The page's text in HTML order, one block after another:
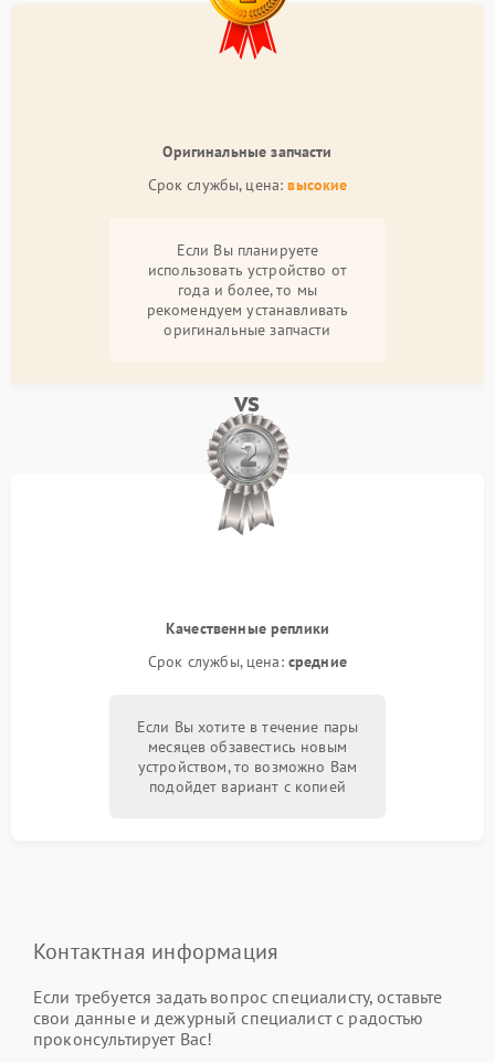
Оригинальные запчасти
Срок службы, цена:высокие
Если Вы планируете
использовать устройство от
года и более, то мы
рекомендуем устанавливать
оригинальные запчасти
vs
Качественные реплики
Срок службы, цена: средние
Если Вы хотите в течение пары
месяцев обзавестись новым
устройством, то возможно Вам
подойдет вариант с копией
Контактная информация
Если требуется задать вопрос специалисту, оставьте
свои данные и дежурный специалист с радостью
проконсультирует Вас!